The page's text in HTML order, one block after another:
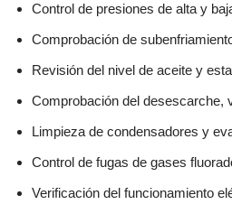
Control de presiones de alta y
Comprobación de
Revisión del nivel de aceite y
Comprobación del desescarche,
Limpieza de condensadores y
Control de fugas de gases
Verificación del funcionamiento